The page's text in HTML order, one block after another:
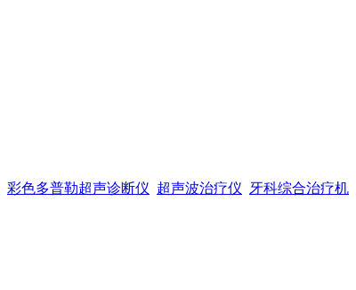
彩色多普勒超声诊断仪 超声波治疗仪 牙科综合治疗机